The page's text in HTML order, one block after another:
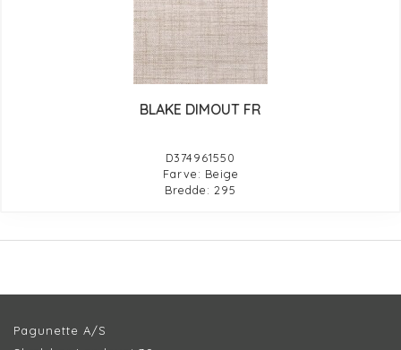
BLAKE DIMOUT FR
D374961550
Farve: Beige
Bredde: 295
Pagunette A/S